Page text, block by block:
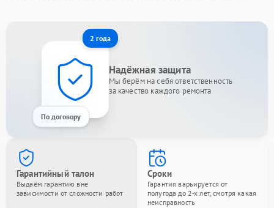
2 года
По договору
Надёжная защита
Мы берём на себя ответственность
за качество каждого ремонта
Гарантийный талон
Выдаём гарантию вне
зависимости от сложности работ
Сроки
Гарантия варьируется от
полугода до 2-х лет, смотря какая
неисправность